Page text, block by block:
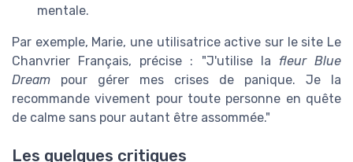
mentale.
Par exemple, Marie, une utilisatrice active sur le site Le
Chanvrier Français, précise : "J'utilise la fleur Blue
Dream pour gérer mes crises de panique. Je la
recommande vivement pour toute personne en quête
de calme sans pour autant être assommée."
Les quelques critiques